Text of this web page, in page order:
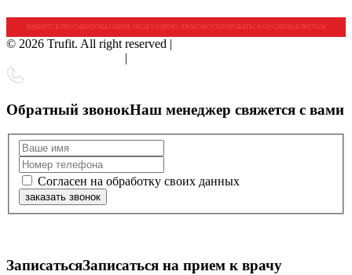
ИМЕЮТСЯ ПРОТИВОПОКАЗАНИЯ, НЕОБХОДИМО ПРОКОНСУЛЬТИРОВАТЬСЯ СО СПЕЦИАЛИСТОМ
© 2026 Trufit. All right reserved |
|
Обратный звонокНаш менеджер свяжется с вами
Согласен на обработку своих данных
заказать звонок
ЗаписатьсяЗаписаться на прием к врачу